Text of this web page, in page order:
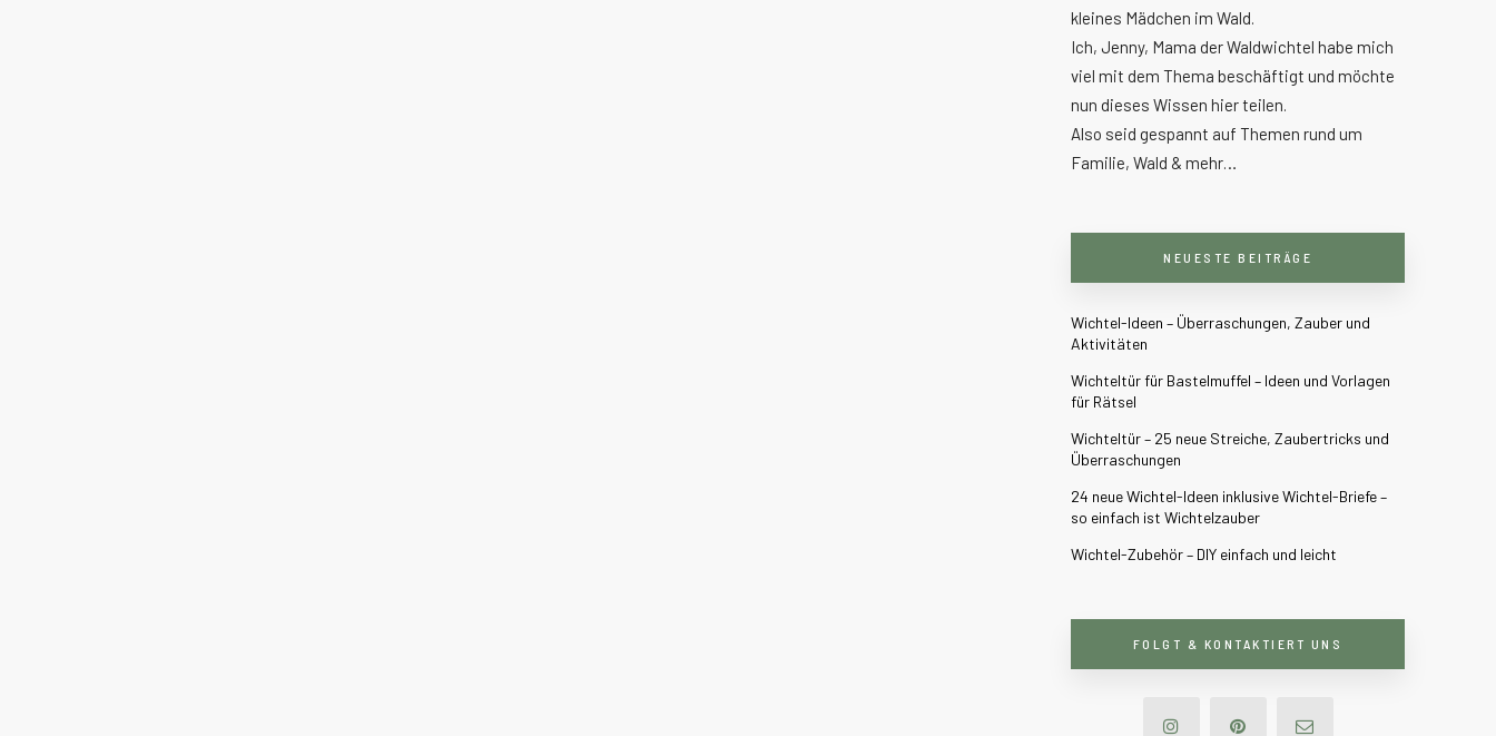
kleines Mädchen im Wald.
Ich, Jenny, Mama der Waldwichtel habe mich
viel mit dem Thema beschäftigt und möchte
nun dieses Wissen hier teilen.
Also seid gespannt auf Themen rund um
Familie, Wald & mehr…
NEUESTE BEITRÄGE
Wichtel-Ideen – Überraschungen, Zauber und
Aktivitäten
Wichteltür für Bastelmuffel – Ideen und Vorlagen
für Rätsel
Wichteltür – 25 neue Streiche, Zaubertricks und
Überraschungen
24 neue Wichtel-Ideen inklusive Wichtel-Briefe –
so einfach ist Wichtelzauber
Wichtel-Zubehör – DIY einfach und leicht
FOLGT & KONTAKTIERT UNS